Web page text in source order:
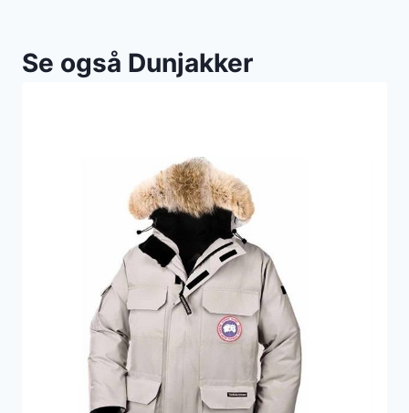
Se også Dunjakker